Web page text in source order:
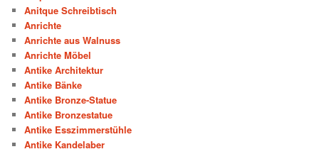
Anitque Schreibtisch
Anrichte
Anrichte aus Walnuss
Anrichte Möbel
Antike Architektur
Antike Bänke
Antike Bronze-Statue
Antike Bronzestatue
Antike Esszimmerstühle
Antike Kandelaber